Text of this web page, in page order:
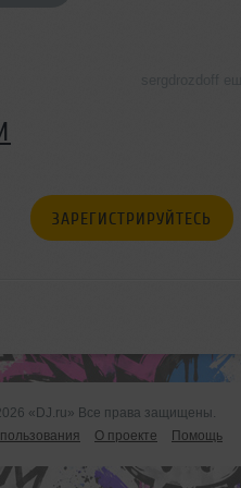
ЗАРЕГИСТРИРУЙТЕСЬ
«DJ.ru» Все права защищены.
О проекте Помощь